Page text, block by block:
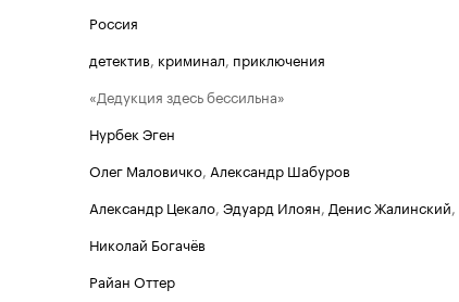
Россия
детектив, криминал, приключения
«Дедукция здесь бессильна»
Нурбек Эген
Олег Маловичко, Александр Шабуров
Александр Цекало, Эдуард Илоян, Денис Жалинский,
Николай Богачёв
Райан Оттер